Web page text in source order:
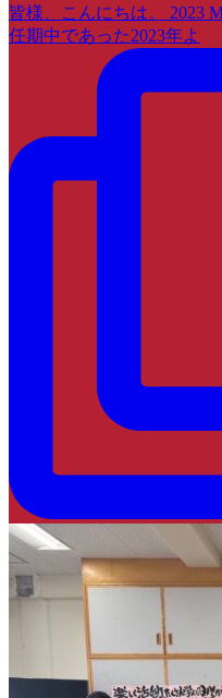
皆様、こんにちは。 2023
任期中であった2023年よ